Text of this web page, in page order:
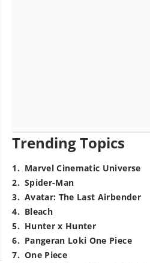
Trending Topics
1. Marvel Cinematic Universe
2. Spider-Man
3. Avatar: The Last Airbender
4. Bleach
5. Hunter x Hunter
6. Pangeran Loki One Piece
7. One Piece